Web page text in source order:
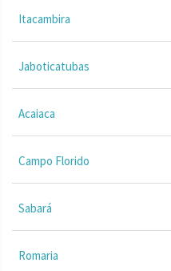
Itacambira
Jaboticatubas
Acaiaca
Campo Florido
Sabará
Romaria